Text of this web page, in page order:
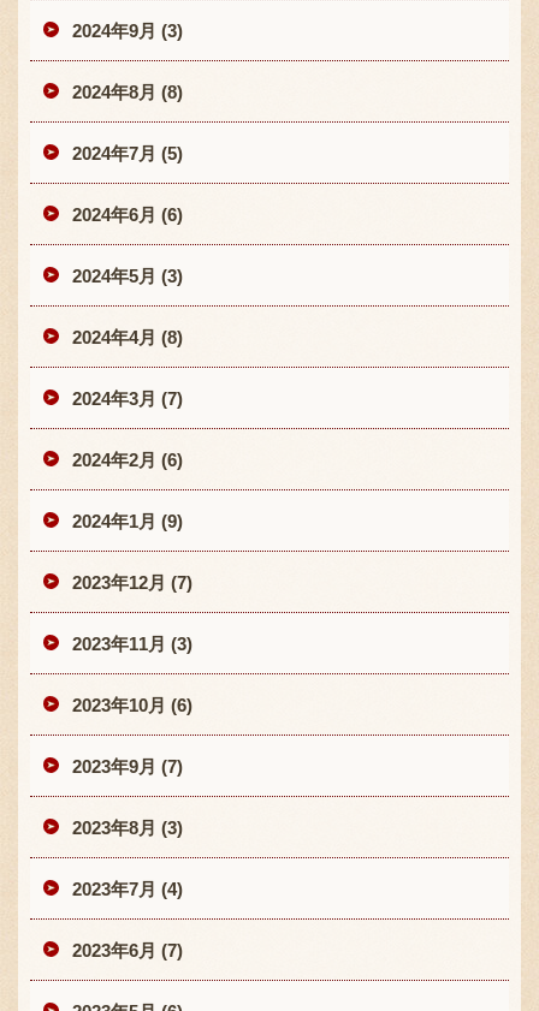
2024年9月 (3)
2024年8月 (8)
2024年7月 (5)
2024年6月 (6)
2024年5月 (3)
2024年4月 (8)
2024年3月 (7)
2024年2月 (6)
2024年1月 (9)
2023年12月 (7)
2023年11月 (3)
2023年10月 (6)
2023年9月 (7)
2023年8月 (3)
2023年7月 (4)
2023年6月 (7)